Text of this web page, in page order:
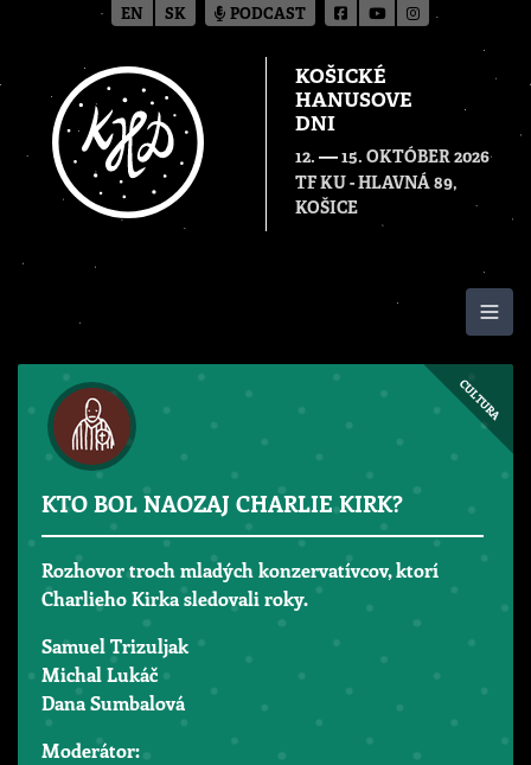
KOŠICKÉ
HANUSOVE
DNI
12. — 15. OKTÓBER 2026
TF KU - HLAVNÁ 89,
KOŠICE
CULTURA
KTO BOL NAOZAJ CHARLIE KIRK?
Rozhovor troch mladých konzervatívcov, ktorí
Charlieho Kirka sledovali roky.
Samuel Trizuljak
Michal Lukáč
Dana Sumbalová
Moderátor:
EN SK PODCAST